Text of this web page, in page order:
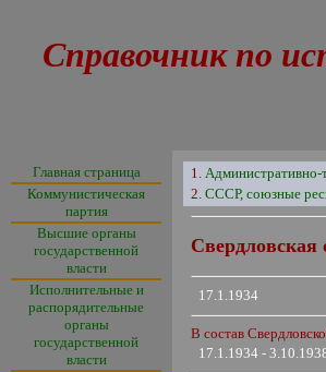
Справочник по
Главная страница
Коммунистическая
партия
Высшие органы
государственной
власти
Исполнительные и
распорядительные
органы
государственной
власти
1.Административно-
2.СССР, союзные
Свердловская
17.1.1934
В состав
17.1.1934 -